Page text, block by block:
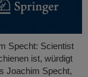
Specht: Scientist
ist, würdigt
Joachim Specht,